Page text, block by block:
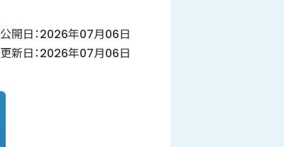
公開日：2026年07月06日
更新日：2026年07月06日